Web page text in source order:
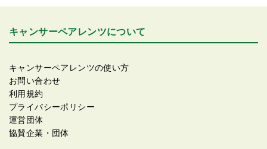
キャンサーペアレンツについて
キャンサーペアレンツの使い方
お問い合わせ
利用規約
プライバシーポリシー
運営団体
協賛企業・団体